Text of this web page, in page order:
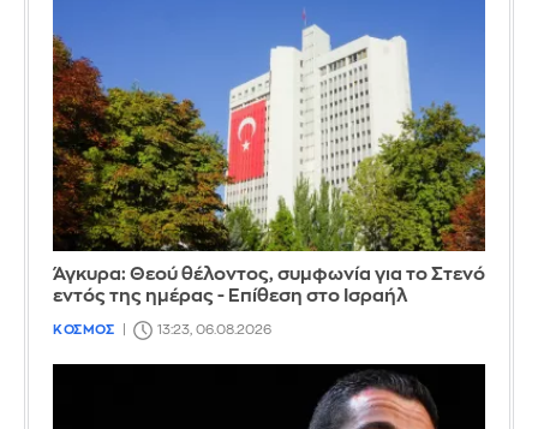
Άγκυρα: Θεού θέλοντος, συμφωνία για το Στενό
εντός της ημέρας - Επίθεση στο Ισραήλ
ΚΟΣΜΟΣ 13:23, 06.08.2026